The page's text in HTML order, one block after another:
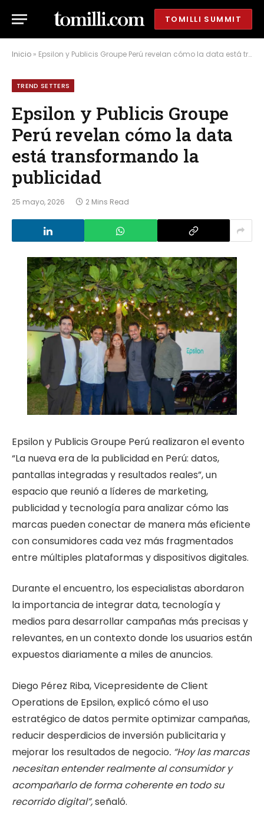
TOMILLI SUMMIT
Inicio » Epsilon y Publicis Groupe Perú revelan cómo la data está transformando la publicidad
TREND SETTERS
Epsilon y Publicis Groupe
Perú revelan cómo la data
está transformando la
publicidad
25 mayo, 2026 2 Mins Read
Epsilon y Publicis Groupe Perú realizaron el evento
“La nueva era de la publicidad en Perú: datos,
pantallas integradas y resultados reales”, un
espacio que reunió a líderes de marketing,
publicidad y tecnología para analizar cómo las
marcas pueden conectar de manera más eficiente
con consumidores cada vez más fragmentados
entre múltiples plataformas y dispositivos digitales.
Durante el encuentro, los especialistas abordaron
la importancia de integrar data, tecnología y
medios para desarrollar campañas más precisas y
relevantes, en un contexto donde los usuarios están
expuestos diariamente a miles de anuncios.
Diego Pérez Riba, Vicepresidente de Client
Operations de Epsilon, explicó cómo el uso
estratégico de datos permite optimizar campañas,
reducir desperdicios de inversión publicitaria y
mejorar los resultados de negocio. “Hoy las marcas
necesitan entender realmente al consumidor y
acompañarlo de forma coherente en todo su
recorrido digital”,señaló.